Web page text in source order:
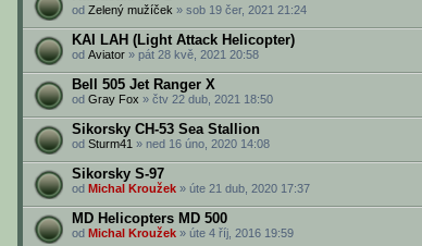
od Zelený mužíček » sob 19 čer, 2021 21:24
KAI LAH (Light Attack Helicopter)
od Aviator » pát 28 kvě, 2021 20:58
Bell 505 Jet Ranger X
od Gray Fox » čtv 22 dub, 2021 18:50
Sikorsky CH-53 Sea Stallion
od Sturm41 » ned 16 úno, 2020 14:08
Sikorsky S-97
od Michal Kroužek » úte 21 dub, 2020 17:37
MD Helicopters MD 500
od Michal Kroužek » úte 4 říj, 2016 19:59